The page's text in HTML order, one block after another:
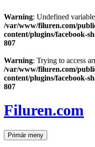
Warning: Undefined
/var/www/filuren.com/
content/plugins/facebook-
807
Warning: Trying to access
/var/www/filuren.com/
content/plugins/facebook-
807
till
innehåll
Filuren.com
SökPrimär meny